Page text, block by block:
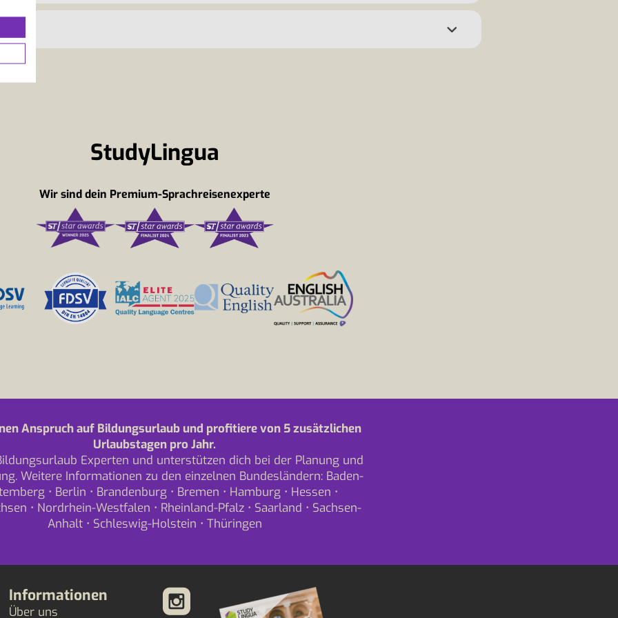
StudyLingua
Wir sind dein Premium-Sprachreisenexperte
Anspruch auf Bildungsurlaub und profitiere von 5 zusätzlichen
Urlaubstagen pro Jahr.
Experten und unterstützen dich bei der Planung und
Weitere Informationen zu den einzelnen Bundesländern: Baden-
• Berlin • Brandenburg• Bremen • Hamburg• Hessen •
• Nordrhein-Westfalen • Rheinland-Pfalz • Saarland • Sachsen-
Anhalt• Schleswig-Holstein • Thüringen
Informationen
Über uns